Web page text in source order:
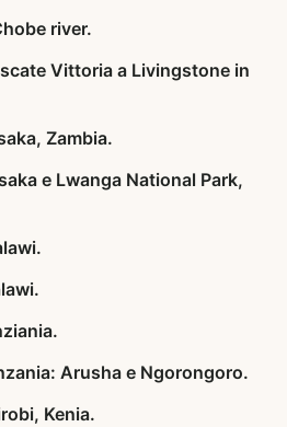
river.
Vittoria a Livingstone in
Zambia.
e Lwanga National Park,
Arusha e Ngorongoro.
Kenia.